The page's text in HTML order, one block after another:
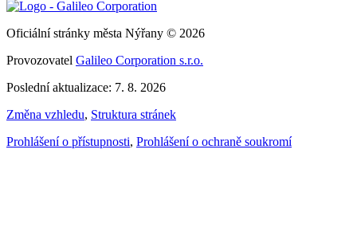
Oficiální stránky města Nýřany © 2026
Provozovatel Galileo Corporation s.r.o.
Poslední aktualizace: 7. 8. 2026
Změna vzhledu, Struktura stránek
Prohlášení o přístupnosti, Prohlášení o ochraně soukromí